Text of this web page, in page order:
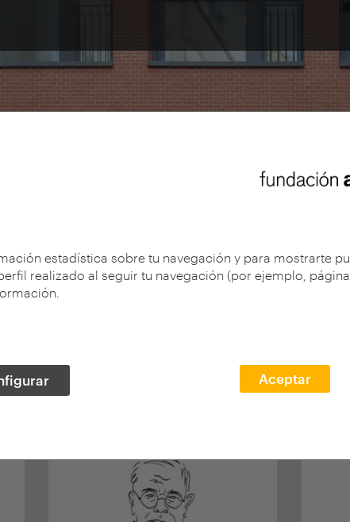
estadística sobre tu navegación y para mostrarte
realizado al seguir tu navegación (por ejemplo,
Aceptar